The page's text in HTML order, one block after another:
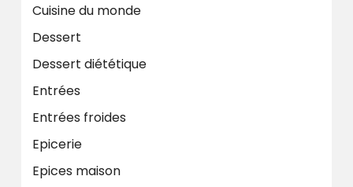
Cuisine du monde
Dessert
Dessert diététique
Entrées
Entrées froides
Epicerie
Epices maison